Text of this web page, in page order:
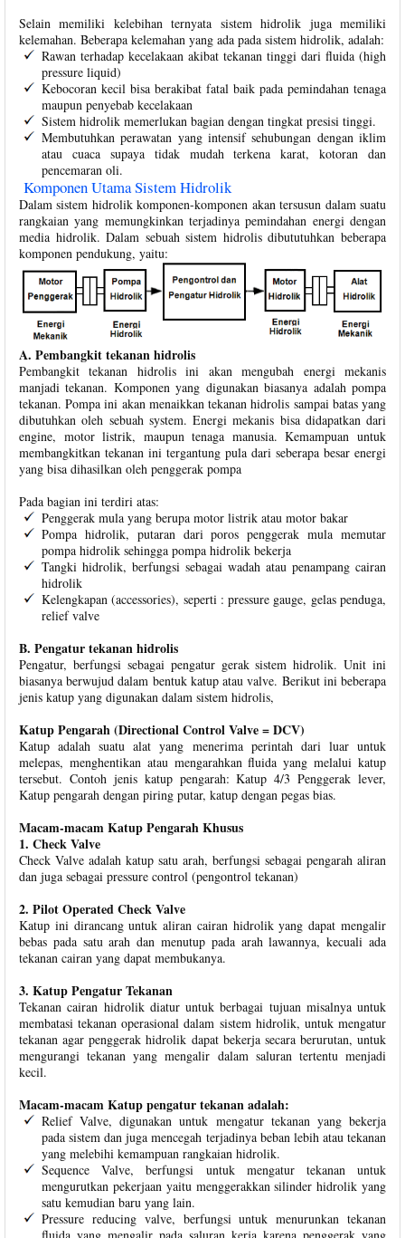
Selain memiliki kelebihan ternyata sistem hidrolik juga memiliki
kelemahan. Beberapa kelemahan yang ada pada sistem hidrolik, adalah:
Rawan terhadap kecelakaan akibat tekanan tinggi dari fluida (high
pressure liquid)
Kebocoran kecil bisa berakibat fatal baik pada pemindahan tenaga
maupun penyebab kecelakaan
Sistem hidrolik memerlukan bagian dengan tingkat presisi tinggi.
Membutuhkan perawatan yang intensif sehubungan dengan iklim
atau cuaca supaya tidak mudah terkena karat, kotoran dan
pencemaran oli.
Komponen Utama Sistem Hidrolik
Dalam sistem hidrolik komponen-komponen akan tersusun dalam suatu
rangkaian yang memungkinkan terjadinya pemindahan energi dengan
media hidrolik. Dalam sebuah sistem hidrolis dibututuhkan beberapa
komponen pendukung, yaitu:
A. Pembangkit tekanan hidrolis
Pembangkit tekanan hidrolis ini akan mengubah energi mekanis
manjadi tekanan. Komponen yang digunakan biasanya adalah pompa
tekanan. Pompa ini akan menaikkan tekanan hidrolis sampai batas yang
dibutuhkan oleh sebuah system. Energi mekanis bisa didapatkan dari
engine, motor listrik, maupun tenaga manusia. Kemampuan untuk
membangkitkan tekanan ini tergantung pula dari seberapa besar energi
yang bisa dihasilkan oleh penggerak pompa
Pada bagian ini terdiri atas:
Penggerak mula yang berupa motor listrik atau motor bakar
Pompa hidrolik, putaran dari poros penggerak mula memutar
pompa hidrolik sehingga pompa hidrolik bekerja
Tangki hidrolik, berfungsi sebagai wadah atau penampang cairan
hidrolik
Kelengkapan (accessories), seperti : pressure gauge, gelas penduga,
relief valve
B. Pengatur tekanan hidrolis
Pengatur, berfungsi sebagai pengatur gerak sistem hidrolik. Unit ini
biasanya berwujud dalam bentuk katup atau valve. Berikut ini beberapa
jenis katup yang digunakan dalam sistem hidrolis,
Katup Pengarah (Directional Control Valve = DCV)
Katup adalah suatu alat yang menerima perintah dari luar untuk
melepas, menghentikan atau mengarahkan fluida yang melalui katup
tersebut. Contoh jenis katup pengarah: Katup 4/3 Penggerak lever,
Katup pengarah dengan piring putar, katup dengan pegas bias.
Macam-macam Katup Pengarah Khusus
1. Check Valve
Check Valve adalah katup satu arah, berfungsi sebagai pengarah aliran
dan juga sebagai pressure control (pengontrol tekanan)
2. Pilot Operated Check Valve
Katup ini dirancang untuk aliran cairan hidrolik yang dapat mengalir
bebas pada satu arah dan menutup pada arah lawannya, kecuali ada
tekanan cairan yang dapat membukanya.
3. Katup Pengatur Tekanan
Tekanan cairan hidrolik diatur untuk berbagai tujuan misalnya untuk
membatasi tekanan operasional dalam sistem hidrolik, untuk mengatur
tekanan agar penggerak hidrolik dapat bekerja secara berurutan, untuk
mengurangi tekanan yang mengalir dalam saluran tertentu menjadi
kecil.
Macam-macam Katup pengatur tekanan adalah:
Relief Valve, digunakan untuk mengatur tekanan yang bekerja
pada sistem dan juga mencegah terjadinya beban lebih atau tekanan
yang melebihi kemampuan rangkaian hidrolik.
Sequence Valve, berfungsi untuk mengatur tekanan untuk
mengurutkan pekerjaan yaitu menggerakkan silinder hidrolik yang
satu kemudian baru yang lain.
Pressure reducing valve, berfungsi untuk menurunkan tekanan